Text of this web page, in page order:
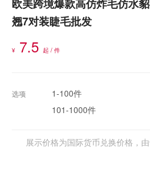
欧美跨境爆款高仿炸毛仿水
翘7对装睫毛批发
¥ 7.5 起 / 件
选项 1-100件
101-1000件
展示价格为国际货币兑换价格，